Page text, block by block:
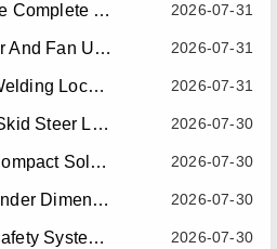
2026-07-31
Wheel Loader Blog: The Complete Guide To Wheel Loaders For Construction, Agriculture, And Material Handling
2026-07-31
RIPPA RS06-3 Radiator And Fan Upgrade — Effective July 10, 2026
2026-07-31
RIPPA RS06-3 Boom Welding Locating Bar Optimization — Effective July 15, 2026
2026-07-30
Mini Wheel Loader Vs Skid Steer Loader: Which Compact Machine Is Better For Your Business?
2026-07-30
Mini Wheel Loader: A Compact Solution For Efficient Material Handling
2026-07-30
RIPPA R10 Bucket Cylinder Dimension Optimization — Effective July 15, 2026
2026-07-30
RIPPA R10/R06 Seat Safety System Upgrade — Effective July 22, 2026